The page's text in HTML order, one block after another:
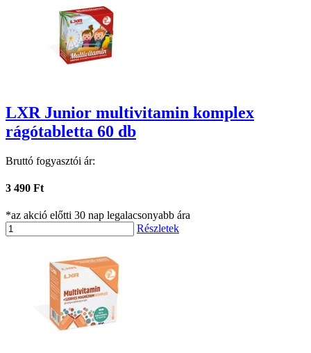
LXR Junior multivitamin komplex
rágótabletta 60 db
Bruttó fogyasztói ár:
3 490 Ft
*az akció előtti 30 nap legalacsonyabb ára
Részletek